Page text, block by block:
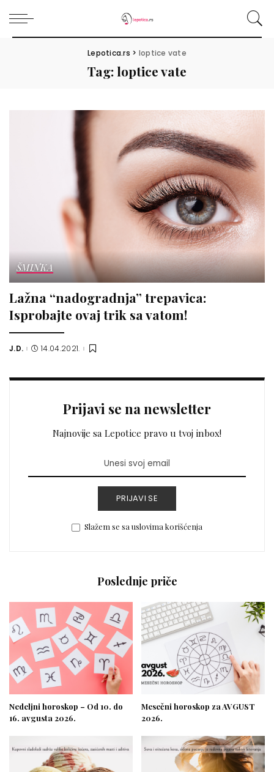
Lepotica.rs > loptice vate
Tag:loptice vate
ŠMINKA
Lažna “nadogradnja” trepavica:
Isprobajte ovaj trik sa vatom!
Posted
J.D. 14.04.2021.
Prijavi se na newsletter
Najnovije sa Lepotice pravo u tvoj inbox!
PRIJAVI SE
Slažem se sa uslovima korišćenja
Poslednje priče
Nedeljni horoskop – Od 10. do
16. avgusta 2026.
Mesečni horoskop za AVGUST
2026.